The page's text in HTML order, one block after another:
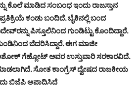
ಮಾಡಿದ ಸಂಬಂಧ ಇಂದು ರಾಜಸ್ತಾನ
ಕಂಡು ಬಂದಿದೆ. ಬೈಕಿನಲ್ಲಿ ಬಂದ
ಪಿಸ್ತೂಲಿನಿಂದ ಗುಂಡಿಟ್ಟು ಕೊಂದಿದ್ದಾರೆ.
ಬೆದರಿಸಿದ್ದಾರೆ. ಈಗ ಮಾಜೀ
ಅಶೋಕ್ ಗೆಹ್ಲೋಟ್ ಅವರ ಉಸ್ತುವಾರಿ ಸರಕಾರವಿದೆ.
ಸೋತ ಕಾಂಗ್ರೆಸ್ ದ್ವೇಷದ ರಾಜಕೀಯ
ಬಿಜೆಪಿ ಆಪಾದಿಸಿದೆ